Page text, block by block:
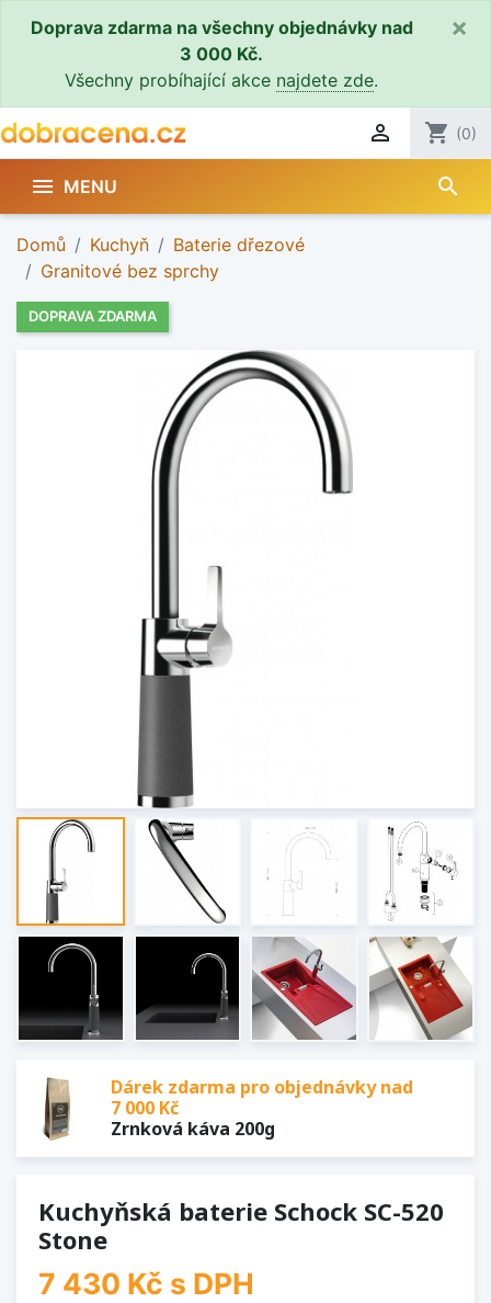
Doprava zdarma na všechny objednávky nad
3 000 Kč.
Všechny probíhající akce najdete zde.
×
 shopping_cart (0)
 MENU search
Domů Kuchyň
Baterie dřezové
Granitové bez sprchy
DOPRAVA ZDARMA
Dárek zdarma pro objednávky nad
7 000 Kč
Zrnková káva 200g
Kuchyňská baterie Schock SC-520
Stone
7 430 Kč s DPH